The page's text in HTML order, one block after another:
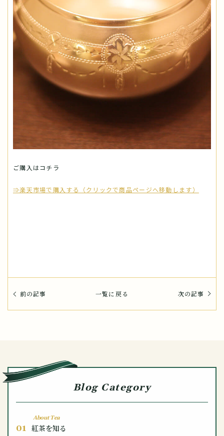
ご購入はコチラ
⇒楽天市場で購入する（クリックで商品ページへ移動します）
前の記事 一覧に戻る 次の記事
Blog Category
About Tea
01 紅茶を知る